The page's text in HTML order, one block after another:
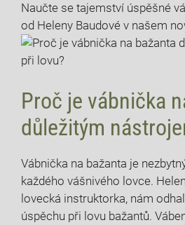
Naučte se⁤ tajemství úspěšné
⁢od Heleny Baudové ⁤v našem
Proč ⁤je vábnička
důležitým
Vábnička na bažanta‍ je
každého ‌vášnivého⁤ lovce.
⁣lovecká instruktorka, nám
úspěchu při lovu bažantů.